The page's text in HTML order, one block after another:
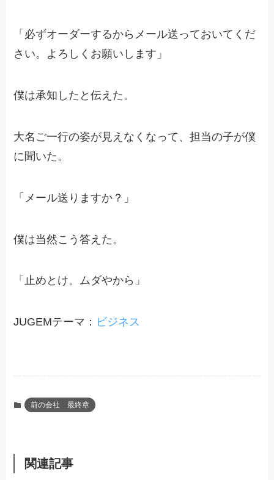
「必ずオーダーするからメール送っておいてくだ
さい。よろしくお願いします」
僕は承知したと伝えた。
大名ご一行の姿が見えなくなって、担当の子が僕
に聞いた。
「メール送りますか？」
僕は当然こう答えた。
「止めとけ。ムダやから」
JUGEMテーマ： ビジネス
前の会社 最終章
関連記事